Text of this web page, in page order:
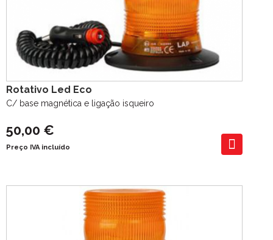
Rotativo Led Eco
C/ base magnética e ligação isqueiro
50,00 €
Preço IVA incluído